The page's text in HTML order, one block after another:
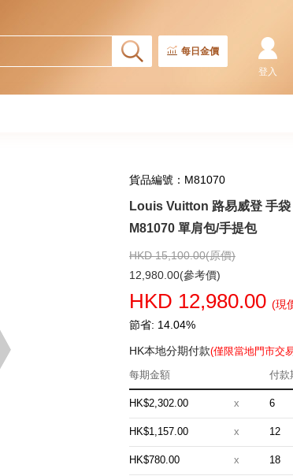
每日金價
登入
貨品編號：M81070
Louis Vuitton 路易威登 手
M81070 單肩包/手提包
HKD 15,100.00(原價)
12,980.00(參考價)
HKD 12,980.00 (現
節省: 14.04%
HK本地分期付款(僅限當地門市交
每期金額
付款
HK$2,302.00 x 6
HK$1,157.00 x 12
HK$780.00 x 18
Louis Vuitton 路
Félicie Pochette
Louis Vuitton